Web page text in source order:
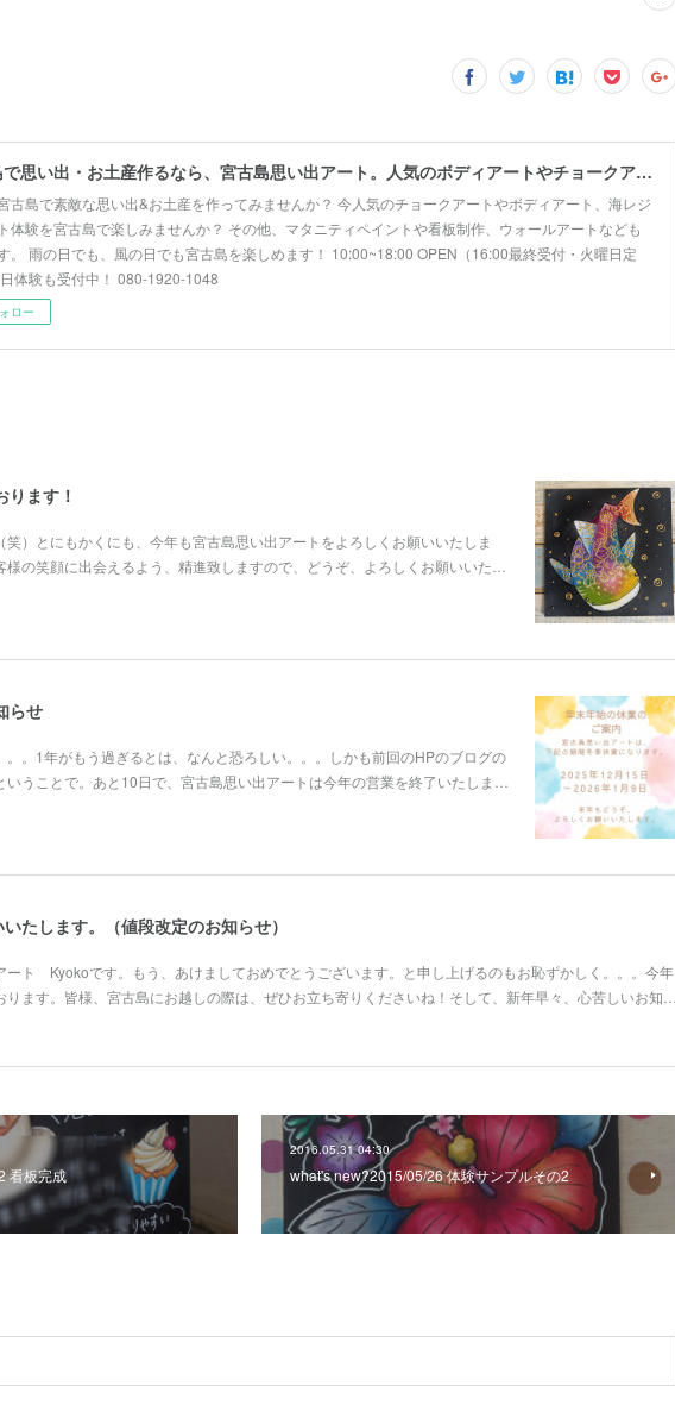
宮古島で思い出・お土産作るなら、宮古島思い出アート。人気のボディアートやチョークアート、海レジンアート体験が楽しめます！
古島で素敵な思い出&お土産を作ってみませんか？ 今人気のチョークアートやボディアート、海レジ
体験を宮古島で楽しみませんか？ その他、マタニティペイントや看板制作、ウォールアートなども
。 雨の日でも、風の日でも宮古島を楽しめます！ 10:00~18:00 OPEN（16:00最終受付・火曜日定
体験も受付中！ 080-1920-1048
ロー
ます！
）とにもかくにも、今年も宮古島思い出アートをよろしくお願いいたしま
の笑顔に出会えるよう、精進致しますので、どうぞ、よろしくお願いいた…
らせ
。。1年がもう過ぎるとは、なんと恐ろしい。。。しかも前回のHPのブログの
うことで。あと10日で、宮古島思い出アートは今年の営業を終了いたしま…
たします。（値段改定のお知らせ）
ート Kyokoです。もう、あけましておめでとうございます。と申し上げるのもお恥ずかしく。。。今年
ます。皆様、宮古島にお越しの際は、ぜひお立ち寄りくださいね！そして、新年早々、心苦しいお知…
看板完成
2016.05.31 04:30
what's new?2015/05/26 体験サンプルその2